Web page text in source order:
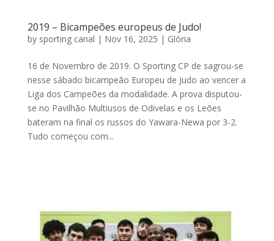
2019 – Bicampeões europeus de Judo!
by sporting canal | Nov 16, 2025 | Glória
16 de Novembro de 2019. O Sporting CP de sagrou-se
nesse sábado bicampeão Europeu de Judo ao vencer a
Liga dos Campeões da modalidade. A prova disputou-
se no Pavilhão Multiusos de Odivelas e os Leões
bateram na final os russos do Yawara-Newa por 3-2.
Tudo começou com...